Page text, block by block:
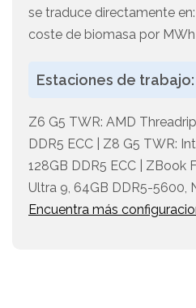
se traduce directamente
coste de biomasa por
Estaciones de trabajo:
Z6 G5 TWR: AMD
DDR5 ECC | Z8 G5 TWR:
128GB DDR5 ECC | ZBook
Ultra 9, 64GB DDR5-5600,
Encuentra más